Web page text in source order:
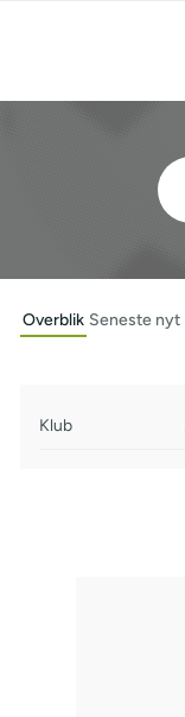
Overblik Seneste nyt
Klub